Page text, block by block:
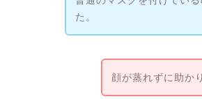
た。
顔が蒸れずに助か